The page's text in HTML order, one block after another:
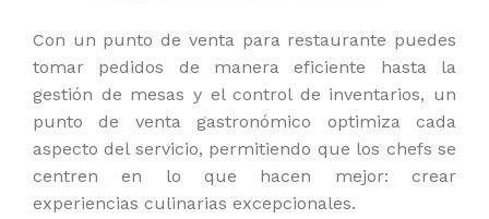
Con un punto de venta para restaurante puedes
tomar pedidos de manera eficiente hasta la
gestión de mesas y el control de inventarios, un
punto de venta gastronómico optimiza cada
aspecto del servicio, permitiendo que los chefs se
centren en lo que hacen mejor: crear
experiencias culinarias excepcionales.